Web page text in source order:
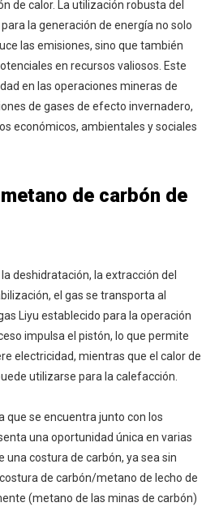
de calor. La utilización robusta del
la generación de energía no solo
las emisiones, sino que también
en recursos valiosos. Este
en las operaciones mineras de
de gases de efecto invernadero,
económicos, ambientales y sociales
de carbón de
deshidratación, la extracción del
el gas se transporta al
Liyu establecido para la operación
impulsa el pistón, lo que permite
electricidad, mientras que el calor de
utilizarse para la calefacción.
que se encuentra junto con los
una oportunidad única en varias
una costura de carbón, ya sea sin
de carbón/metano de lecho de
(metano de las minas de carbón)